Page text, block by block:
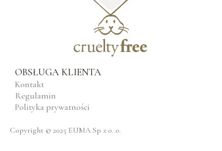
OBSŁUGA KLIENTA
Kontakt
Regulamin
Polityka prywatności
Copyright © 2025 EUMA Sp z o. o.